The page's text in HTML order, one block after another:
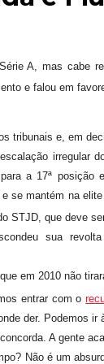
A, mas cabe
e falou em
tribunais e, em
irregular
a 17ª
se mantém na
STJD, que deve
sua
em 2010 não
entrar com o
der. Podemos
A gente
Não é um